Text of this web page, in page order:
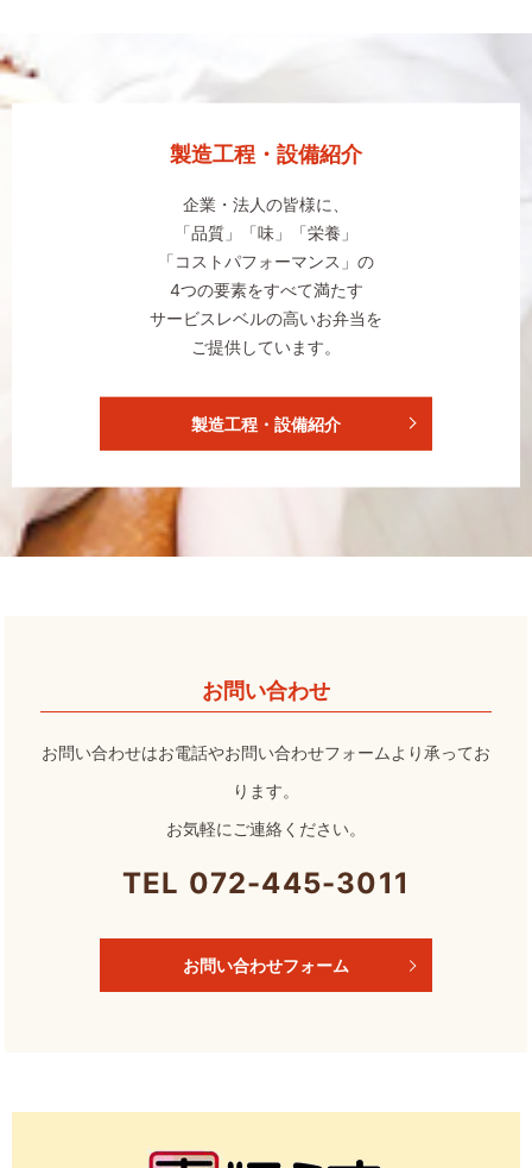
製造工程・設備紹介
企業・法人の皆様に、
「品質」「味」「栄養」
「コストパフォーマンス」の
4つの要素をすべて満たす
サービスレベルの高いお弁当を
ご提供しています。
製造工程・設備紹介
お問い合わせ
お問い合わせはお電話やお問い合わせフォームより承ってお
ります。
お気軽にご連絡ください。
TEL 072-445-3011
お問い合わせフォーム